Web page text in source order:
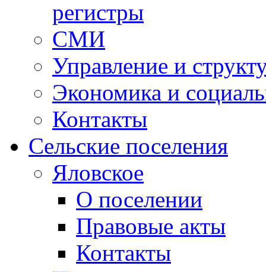
регистры
СМИ
Управление и
Экономика и
Контакты
Сельские поселения
Яловское
О поселении
Правовые акты
Контакты